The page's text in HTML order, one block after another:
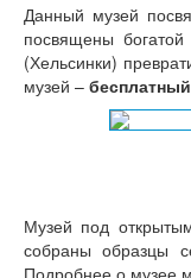
Данный музей
посвящены
(Хельсинки)
музей – бесплатный
Музей под
собраны образцы
Подробнее о музее